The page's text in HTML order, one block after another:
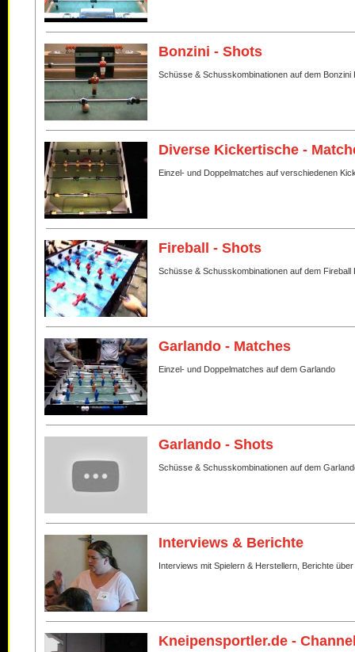
Bonzini - Shots
Schüsse & Schusskombinationen auf dem Bonzini
Diverse Kickertische -
Einzel- und Doppelmatches auf verschiedenen
Fireball - Shots
Schüsse & Schusskombinationen auf dem Fireball
Garlando - Matches
Einzel- und Doppelmatches auf dem Garlando
Garlando - Shots
Schüsse & Schusskombinationen auf dem
Interviews & Berichte
Interviews mit Spielern & Herstellern, Berichte
Kneipensportler.de -